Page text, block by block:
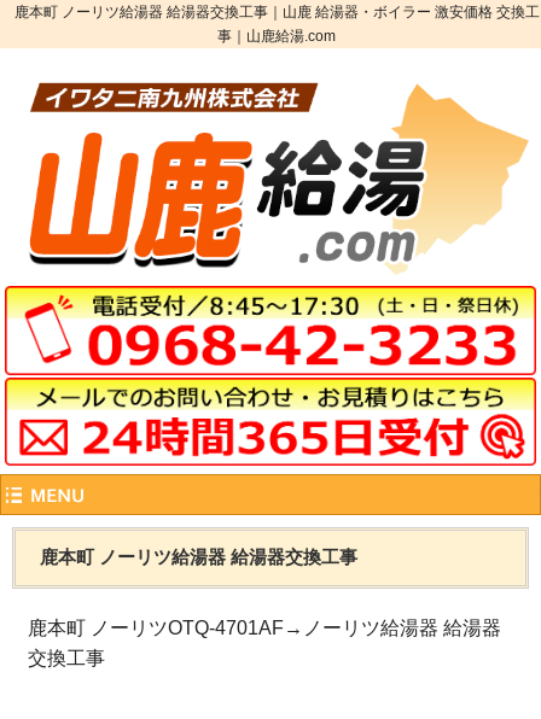
鹿本町 ノーリツ給湯器 給湯器交換工事｜山鹿 給湯器・ボイラー 激安価格 交換工
事｜山鹿給湯.com
鹿本町 ノーリツ給湯器 給湯器交換工事
鹿本町 ノーリツOTQ-4701AF→ノーリツ給湯器 給湯器
交換工事